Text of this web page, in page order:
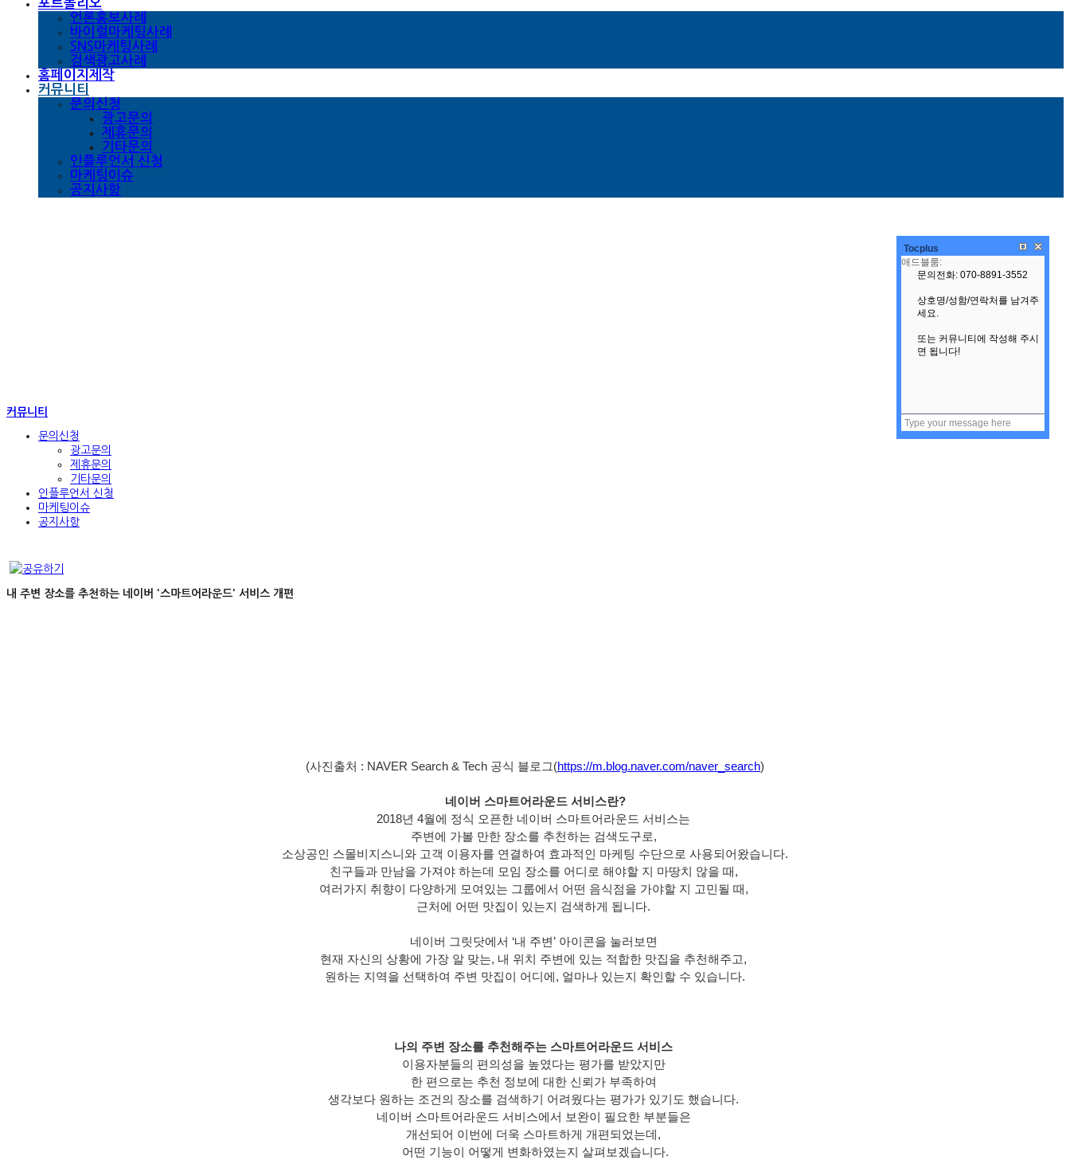
포트폴리오
언론홍보사례
바이럴마케팅사례
SNS마케팅사례
검색광고사례
홈페이지제작
커뮤니티
문의신청
광고문의
제휴문의
기타문의
인플루언서 신청
마케팅이슈
공지사항
커뮤니티
문의신청
광고문의
제휴문의
기타문의
인플루언서 신청
마케팅이슈
공지사항
내 주변 장소를 추천하는 네이버 '스마트어라운드' 서비스 개편
(사진출처 : NAVER Search & Tech 공식 블로그(https://m.blog.naver.com/naver_search)
네이버 스마트어라운드 서비스란?
2018년 4월에 정식 오픈한 네이버 스마트어라운드 서비스는
주변에 가볼 만한 장소를 추천하는 검색도구로,
소상공인 스몰비지스니와 고객 이용자를 연결하여 효과적인 마케팅 수단으로 사용되어왔습니다.
친구들과 만남을 가져야 하는데 모임 장소를 어디로 해야할 지 마땅치 않을 때,
여러가지 취향이 다양하게 모여있는 그룹에서 어떤 음식점을 가야할 지 고민될 때,
근처에 어떤 맛집이 있는지 검색하게 됩니다.
네이버 그릿닷에서 ‘내 주변’ 아이콘을 눌러보면
현재 자신의 상황에 가장 알 맞는, 내 위치 주변에 있는 적합한 맛집을 추천해주고,
원하는 지역을 선택하여 주변 맛집이 어디에, 얼마나 있는지 확인할 수 있습니다.
나의 주변 장소를 추천해주는 스마트어라운드 서비스
이용자분들의 편의성을 높였다는 평가를 받았지만
한 편으로는 추천 정보에 대한 신뢰가 부족하여
생각보다 원하는 조건의 장소를 검색하기 어려웠다는 평가가 있기도 했습니다.
네이버 스마트어라운드 서비스에서 보완이 필요한 부분들은
개선되어 이번에 더욱 스마트하게 개편되었는데,
어떤 기능이 어떻게 변화하였는지 살펴보겠습니다.
Tocplus